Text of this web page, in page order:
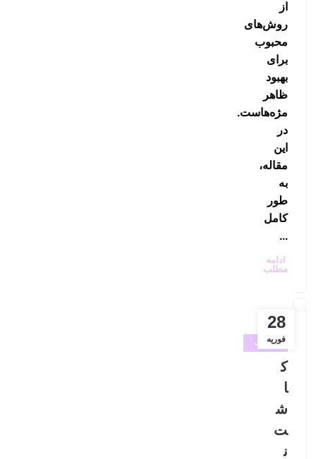
از
روش‌های
محبوب
برای
بهبود
ظاهر
مژه‌هاست.
در
این
مقاله،
به
طور
کامل
...
ادامه
مطلب
28
فوریهخدمات
کاشت
ک
ا
ش
ت
ن